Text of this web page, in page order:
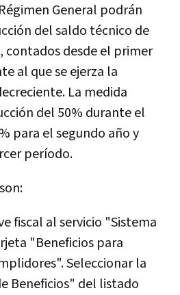
General podrán
del saldo técnico de
contados desde el primer
al que se ejerza la
La medida
del 50% durante el
para el segundo año y
período.
fiscal al servicio "Sistema
"Beneficios para
Seleccionar la
Beneficios" del listado